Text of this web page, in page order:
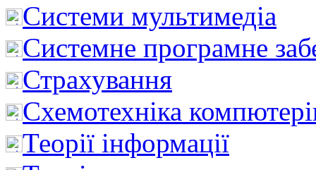
Системи мультимедіа
Системне програмне
Страхування
Схемотехніка
Теорії інформації